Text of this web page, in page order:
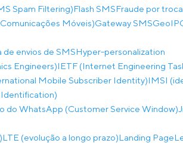
Spam Filtering)Flash SMSFraude por
Móveis)Gateway SMSGeoIP
de envios de SMSHyper-personalization
Engineers)IETF (Internet Engineering
Mobile Subscriber Identity)IMSI
do WhatsApp (Customer Service Window)
LTE (evolução a longo prazo)Landing Page